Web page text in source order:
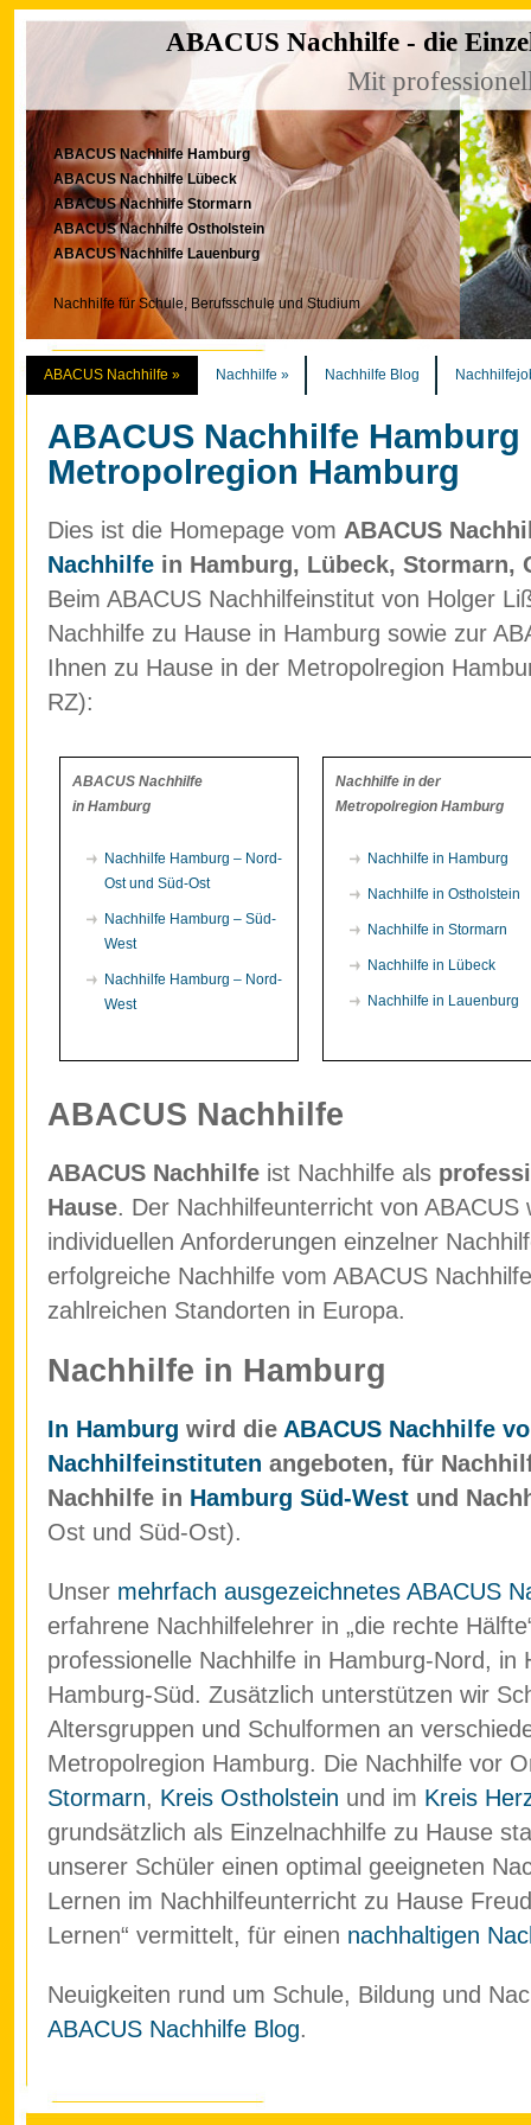
ABACUS Nachhilfe - die
Mit
ABACUS Nachhilfe Hamburg
ABACUS Nachhilfe Lübeck
ABACUS Nachhilfe Stormarn
ABACUS Nachhilfe Ostholstein
ABACUS Nachhilfe Lauenburg
Nachhilfe für Schule, Berufsschule und Studium
ABACUS Nachhilfe » Nachhilfe » Nachhilfe Blog
ABACUS Nachhilfe Hamburg
Metropolregion Hamburg
Dies ist die Homepage vom ABACUS
Nachhilfe in Hamburg, Lübeck, Stormarn,
Beim ABACUS Nachhilfeinstitut von Holger
Nachhilfe zu Hause in Hamburg sowie zur
Ihnen zu Hause in der Metropolregion
RZ):
ABACUS Nachhilfe
in Hamburg
Nachhilfe Hamburg – Nord-
Ost und Süd-Ost
Nachhilfe Hamburg – Süd-
West
Nachhilfe Hamburg – Nord-
West
Nachhilfe in der
Metropolregion Hamburg
Nachhilfe in Hamburg
Nachhilfe in Ostholstein
Nachhilfe in Stormarn
Nachhilfe in Lübeck
Nachhilfe in Lauenburg
ABACUS Nachhilfe
ABACUS Nachhilfe ist Nachhilfe als
Hause. Der Nachhilfeunterricht von
individuellen Anforderungen einzelner
erfolgreiche Nachhilfe vom ABACUS
zahlreichen Standorten in Europa.
Nachhilfe in Hamburg
In Hamburg wird die ABACUS Nachhilfe
Nachhilfeinstituten angeboten, für
Nachhilfe in Hamburg Süd-West und
Ost und Süd-Ost).
Unser mehrfach ausgezeichnetes ABACUS
erfahrene Nachhilfelehrer in „die rechte
professionelle Nachhilfe in Hamburg-Nord, in
Hamburg-Süd. Zusätzlich unterstützen wir
Altersgruppen und Schulformen an
Metropolregion Hamburg. Die Nachhilfe vor
Stormarn, Kreis Ostholstein und im Kreis
grundsätzlich als Einzelnachhilfe zu Hause
unserer Schüler einen optimal geeigneten
Lernen im Nachhilfeunterricht zu Hause
Lernen“ vermittelt, für einen nachhaltigen
Neuigkeiten rund um Schule, Bildung und
ABACUS Nachhilfe Blog.